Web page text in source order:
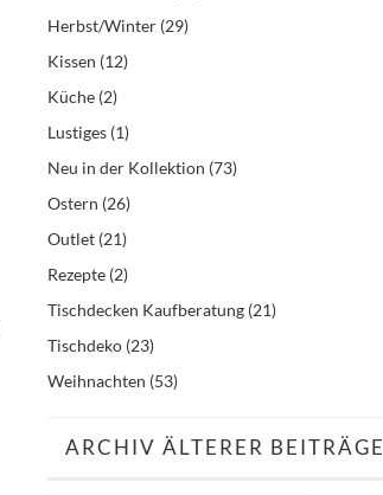
Herbst/Winter (29)
Kissen (12)
Küche (2)
Lustiges (1)
Neu in der Kollektion (73)
Ostern (26)
Outlet (21)
Rezepte (2)
Tischdecken Kaufberatung (21)
Tischdeko (23)
Weihnachten (53)
ARCHIV ÄLTERER BEITRÄGE